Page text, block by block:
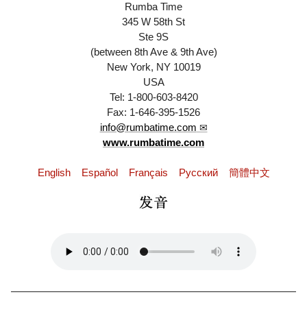
Rumba Time
345 W 58th St
Ste 9S
(between 8th Ave & 9th Ave)
New York, NY 10019
USA
Tel: 1-800-603-8420
Fax: 1-646-395-1526
info@rumbatime.com
www.rumbatime.com
English Español Français Pусский 簡體中文